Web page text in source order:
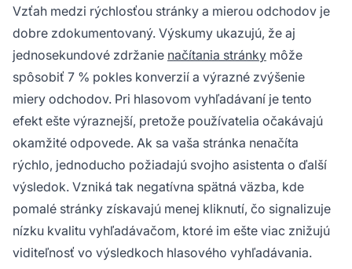
Vzťah medzi rýchlosťou stránky a mierou odchodov je
dobre zdokumentovaný. Výskumy ukazujú, že aj
jednosekundové zdržanie načítania stránky môže
spôsobiť 7 % pokles konverzií a výrazné zvýšenie
miery odchodov. Pri hlasovom vyhľadávaní je tento
efekt ešte výraznejší, pretože používatelia očakávajú
okamžité odpovede. Ak sa vaša stránka nenačíta
rýchlo, jednoducho požiadajú svojho asistenta o ďalší
výsledok. Vzniká tak negatívna spätná väzba, kde
pomalé stránky získavajú menej kliknutí, čo signalizuje
nízku kvalitu vyhľadávačom, ktoré im ešte viac znižujú
viditeľnosť vo výsledkoch hlasového vyhľadávania.